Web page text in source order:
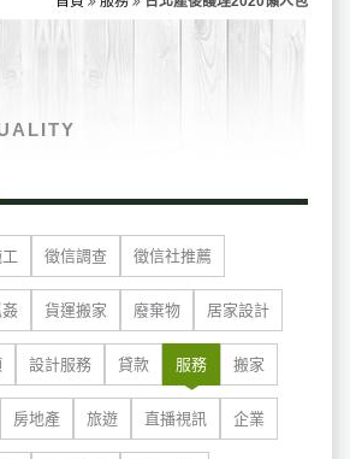
徵信調查 徵信社推薦
貨運搬家 廢棄物 居家設計
設計服務 貸款 服務 搬家
房地產 旅遊 直播視訊 企業